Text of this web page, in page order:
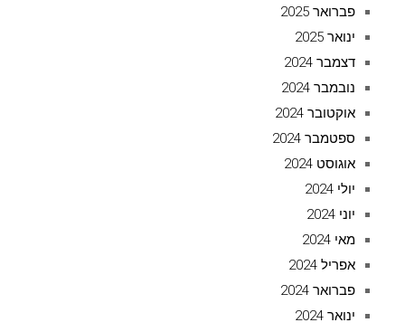
פברואר 2025
ינואר 2025
דצמבר 2024
נובמבר 2024
אוקטובר 2024
ספטמבר 2024
אוגוסט 2024
יולי 2024
יוני 2024
מאי 2024
אפריל 2024
פברואר 2024
ינואר 2024